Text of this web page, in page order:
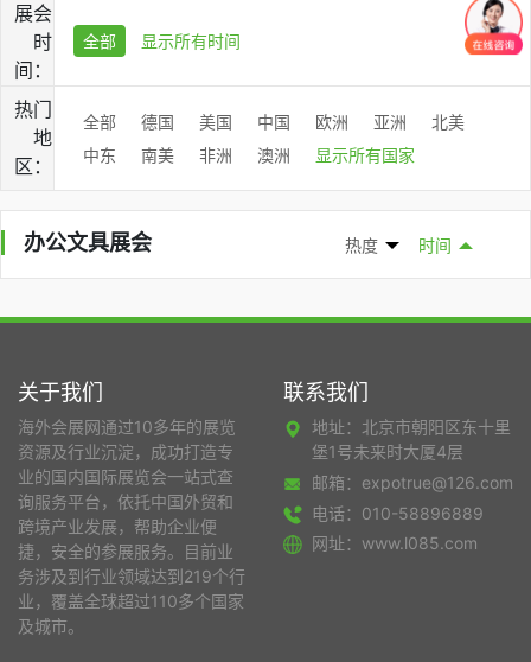
展会
时
间：
全部 显示所有时间
热门
地
区：
全部 德国 美国 中国 欧洲 亚洲
北美
中东
南美 非洲 澳洲 显示所有国家
办公文具展会 热度 时间
关于我们
海外会展网通过10多年的展览
资源及行业沉淀，成功打造专
业的国内国际展览会一站式查
询服务平台，依托中国外贸和
跨境产业发展，帮助企业便
捷，安全的参展服务。目前业
务涉及到行业领域达到219个行
业，覆盖全球超过110多个国家
及城市。
联系我们
地址：北京市朝阳区东十里
堡1号未来时大厦4层
邮箱：expotrue@126.com
电话：010-58896889
网址：www.l085.com